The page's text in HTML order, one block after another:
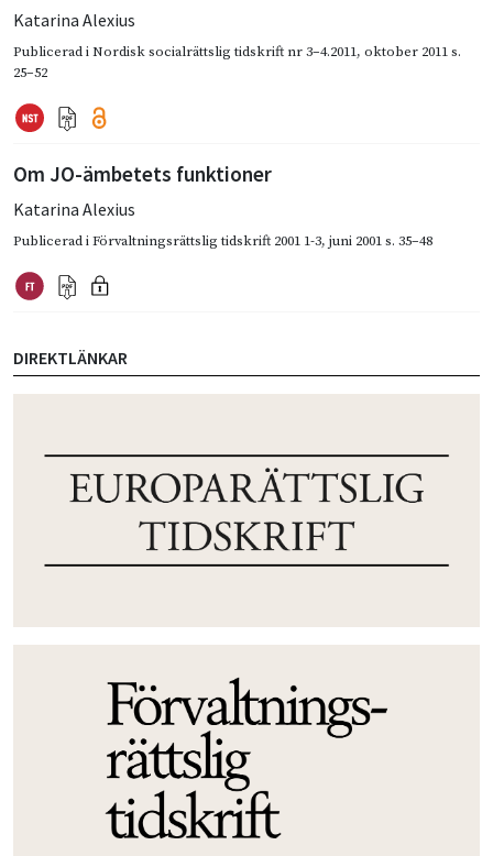
Katarina Alexius
Publicerad iNordisk socialrättslig tidskrift nr 3–4.2011, oktober 2011s.
25–52
Om JO-ämbetets funktioner
Katarina Alexius
Publicerad iFörvaltningsrättslig tidskrift 2001 1-3, juni 2001s. 35–48
DIREKTLÄNKAR